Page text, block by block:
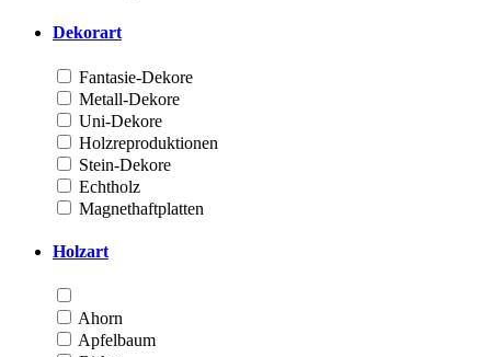
Dekorart
Fantasie-Dekore
Metall-Dekore
Uni-Dekore
Holzreproduktionen
Stein-Dekore
Echtholz
Magnethaftplatten
Holzart
Ahorn
Apfelbaum